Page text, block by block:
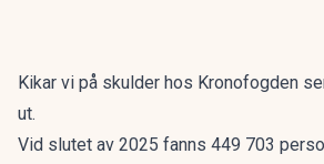
Kikar vi på skulder hos Kronofogden
ut.
Vid slutet av 2025 fanns 449 703